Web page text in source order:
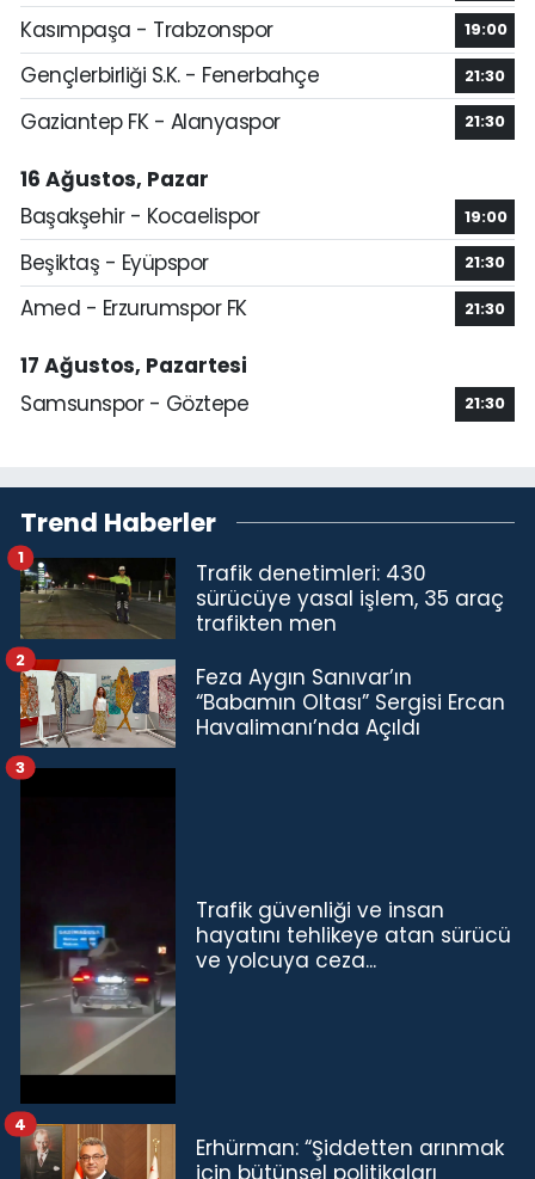
Kasımpaşa - Trabzonspor 19:00
Gençlerbirliği S.K. - Fenerbahçe 21:30
Gaziantep FK - Alanyaspor 21:30
16 Ağustos, Pazar
Başakşehir - Kocaelispor
19:00
Beşiktaş - Eyüpspor 21:30
Amed - Erzurumspor FK 21:30
17 Ağustos, Pazartesi
Samsunspor - Göztepe
21:30
Trend Haberler
Trafik denetimleri: 430
sürücüye yasal işlem, 35 araç
trafikten men
1
Feza Aygın Sanıvar’ın
“Babamın Oltası” Sergisi Ercan
Havalimanı’nda Açıldı
2
Trafik güvenliği ve insan
hayatını tehlikeye atan sürücü
ve yolcuya ceza...
3
Erhürman: “Şiddetten arınmak
için bütünsel politikaları
4